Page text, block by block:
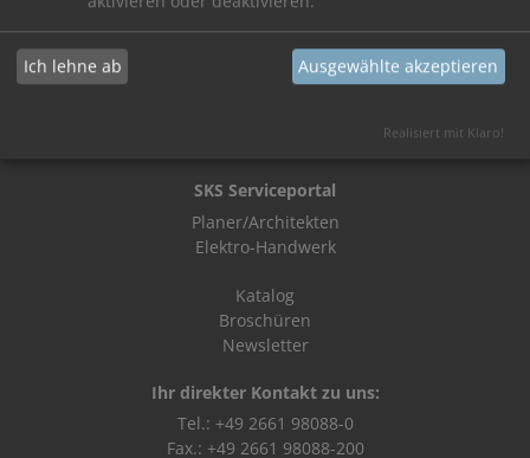
SKS Produkte
Videoinnensprechstellen
SKS Serviceportal
Planer/Architekten
Elektro-Handwerk
Katalog
Broschüren
Newsletter
Ihr direkter Kontakt zu uns:
Tel.: +49 2661 98088-0
Fax.: +49 2661 98088-200
Ich lehne ab Ausgewählte akzeptieren
Realisiert mit Klaro!